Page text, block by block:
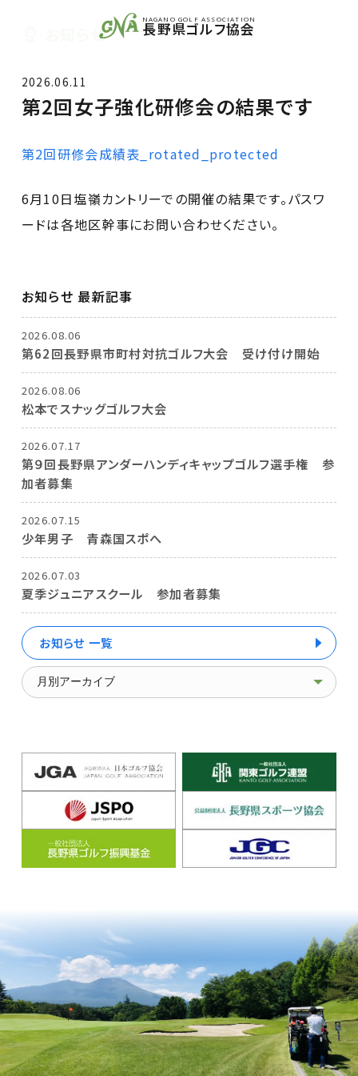
NAGANO GOLF ASSOCIATION
長野県ゴルフ協会
お知らせ
2026.06.11
第2回女子強化研修会の結果です
第2回研修会成績表_rotated_protected
6月10日塩嶺カントリーでの開催の結果です。パスワ
ードは各地区幹事にお問い合わせください。
お知らせ 最新記事
2026.08.06
第62回長野県市町村対抗ゴルフ大会 受け付け開始
2026.08.06
松本でスナッグゴルフ大会
2026.07.17
第９回長野県アンダーハンディキャップゴルフ選手権 参
加者募集
2026.07.15
少年男子 青森国スポへ
2026.07.03
夏季ジュニアスクール 参加者募集
お知らせ 一覧